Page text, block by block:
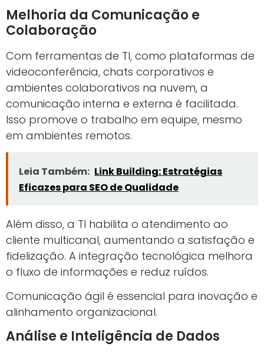
Melhoria da Comunicação e
Colaboração
Com ferramentas de TI, como plataformas de
videoconferência, chats corporativos e
ambientes colaborativos na nuvem, a
comunicação interna e externa é facilitada.
Isso promove o trabalho em equipe, mesmo
em ambientes remotos.
Leia Também: Link Building: Estratégias
Eficazes para SEO de Qualidade
Além disso, a TI habilita o atendimento ao
cliente multicanal, aumentando a satisfação e
fidelização. A integração tecnológica melhora
o fluxo de informações e reduz ruídos.
Comunicação ágil é essencial para inovação e
alinhamento organizacional.
Análise e Inteligência de Dados